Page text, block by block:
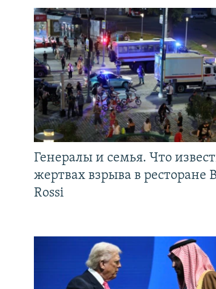
Генералы и семья. Что
жертвах взрыва в ресторане
Rossi